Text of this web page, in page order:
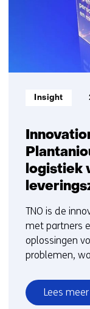
logistiek
Informatietype:
Insight
TNO is de
met partners
oplossingen
problemen,
Lees meer
over